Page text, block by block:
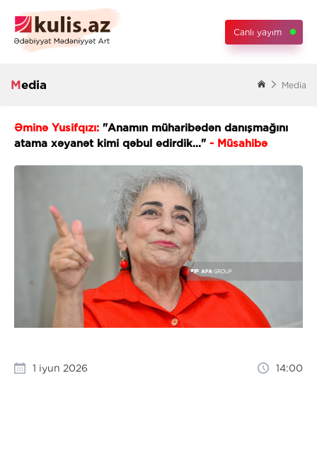
Canlı yayım
Media Media
Əminə Yusifqızı: "Anamın müharibədən danışmağını
atama xəyanət kimi qəbul edirdik..." - Müsahibə
1 iyun 2026 14:00